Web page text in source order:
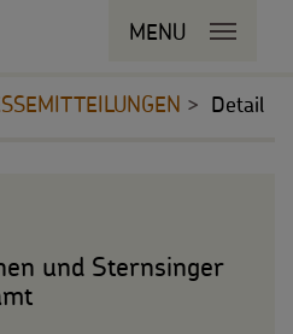
MENU
Detail
und Sternsinger